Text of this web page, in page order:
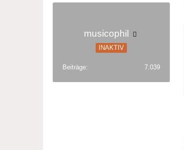
musicophil
INAKTIV
Beiträge 7.039